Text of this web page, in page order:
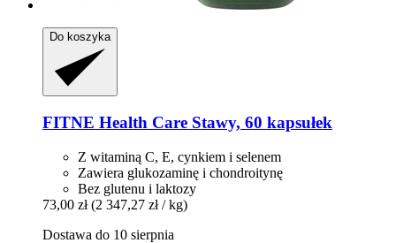
Do koszyka
FITNE Health Care Stawy, 60 kapsułek
Z witaminą C, E, cynkiem i selenem
Zawiera glukozaminę i chondroitynę
Bez glutenu i laktozy
73,00 zł (2 347,27 zł / kg)
Dostawa do 10 sierpnia